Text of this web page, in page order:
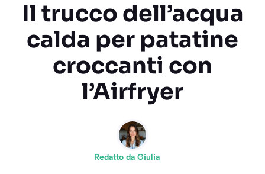
Il trucco dell’acqua
calda per patatine
croccanti con
l’Airfryer
Redatto da Giulia